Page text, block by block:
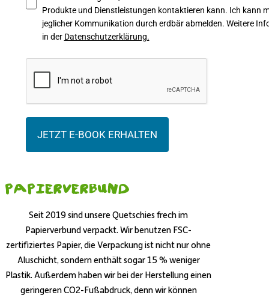
Produkte und Dienstleistungen kontaktieren kann. Ich kann
jeglicher Kommunikation durch erdbär abmelden. Weitere
in der Datenschutzerklärung.
JETZT E-BOOK ERHALTEN
Papierverbund
Seit 2019 sind unsere Quetschies frech im
Papierverbund verpackt. Wir benutzen FSC-
zertifiziertes Papier, die Verpackung ist nicht nur ohne
Aluschicht, sondern enthält sogar 15 % weniger
Plastik. Außerdem haben wir bei der Herstellung einen
geringeren CO2-Fußabdruck, denn wir können